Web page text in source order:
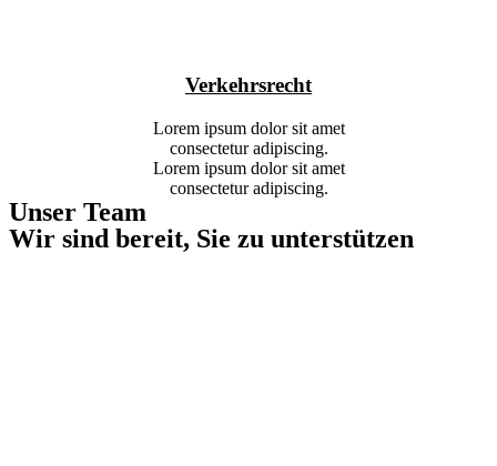
Verkehrsrecht
Lorem ipsum dolor sit amet
consectetur adipiscing.
Lorem ipsum dolor sit amet
consectetur adipiscing.
Unser Team
Wir sind bereit, Sie zu unterstützen